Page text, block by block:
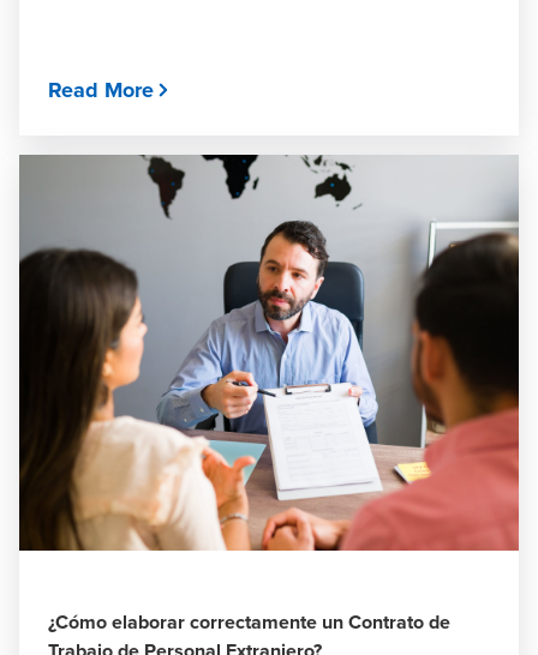
Read More
¿Cómo elaborar correctamente un Contrato de